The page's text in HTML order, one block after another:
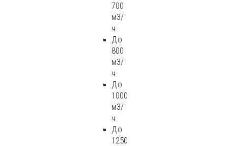
700
м3/
ч
До
800
м3/
ч
До
1000
м3/
ч
До
1250